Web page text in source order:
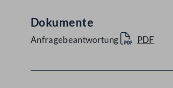
Dokumente
Anfragebeantwortung PDF